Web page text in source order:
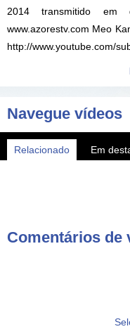
2014 transmitido em
www.azorestv.com Meo
http://www.youtube.com/
Marchas Populares
Sanjoaninas
Cortejos e Desfiles
Navegue vídeos
Relacionado Em